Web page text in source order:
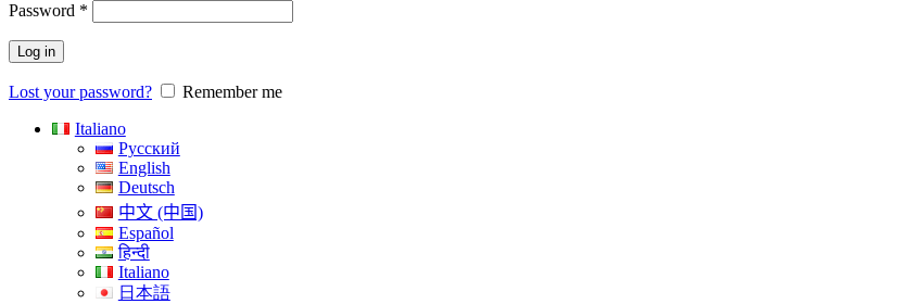
Password *
Log in
Lost your password?
Remember me
Italiano
Русский
English
Deutsch
中文 (中国)
Español
हिन्दी
Italiano
日本語